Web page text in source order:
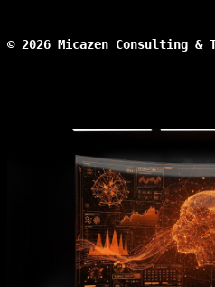
© 2026 Micazen Consulting